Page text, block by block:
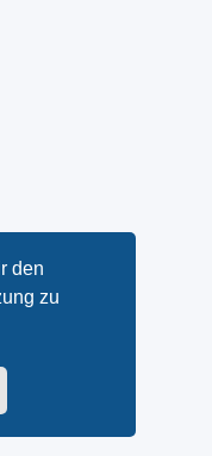
den
zu